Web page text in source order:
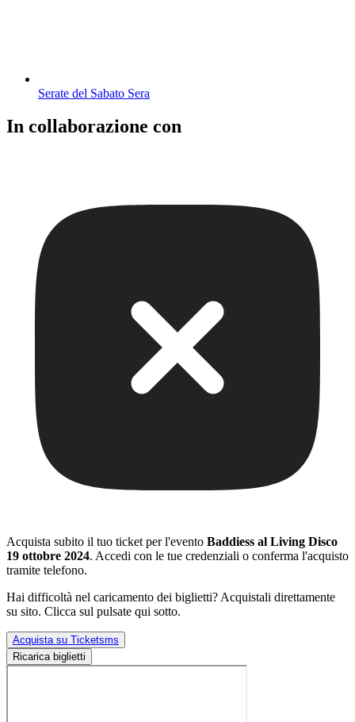
Serate del Sabato Sera
In collaborazione con
Acquista subito il tuo ticket per l'evento Baddiess al Living Disco
19 ottobre 2024. Accedi con le tue credenziali o conferma l'acquisto
tramite telefono.
Hai difficoltà nel caricamento dei biglietti? Acquistali direttamente
su sito. Clicca sul pulsate qui sotto.
Acquista su Ticketsms
Ricarica biglietti